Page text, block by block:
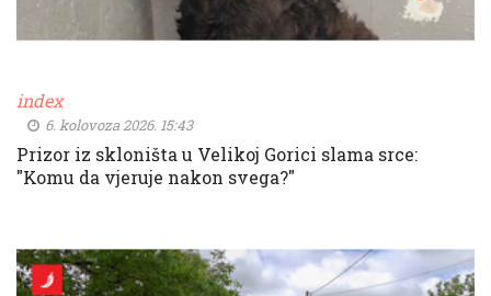
index
6. kolovoza 2026. 15:43
Prizor iz skloništa u Velikoj Gorici slama srce:
"Komu da vjeruje nakon svega?"